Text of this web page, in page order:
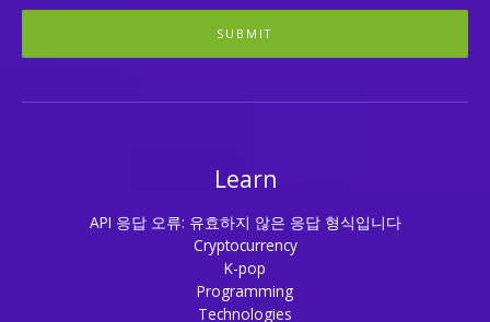
SUBMIT
Learn
API 응답 오류: 유효하지 않은 응답 형식입니다
Cryptocurrency
K-pop
Programming
Technologies